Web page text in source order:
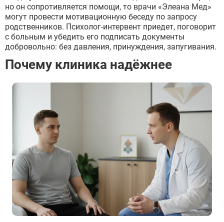
но он сопротивляется помощи, то врачи «Элеана Мед»
могут провести мотивационную беседу по запросу
родственников. Психолог-интервент приедет, поговорит
с больным и убедить его подписать документы
добровольно: без давления, принуждения, запугивания.
Почему клиника надёжнее